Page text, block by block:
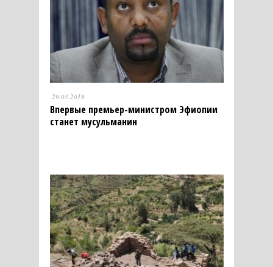
29.03.2018
Впервые премьер-министром Эфиопии
станет мусульманин